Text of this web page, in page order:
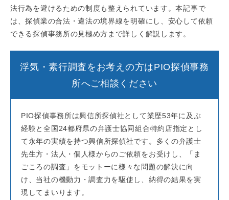
法行為を避けるための制度も整えられています。本記事で
は、探偵業の合法・違法の境界線を明確にし、安心して依頼
できる探偵事務所の見極め方まで詳しく解説します。
浮気・素行調査をお考えの方はPIO探偵事務
所へご相談ください
PIO探偵事務所は興信所探偵社として業歴53年に及ぶ
経験と全国24都府県の弁護士協同組合特約店指定とし
て永年の実績を持つ興信所探偵社です。多くの弁護士
先生方・法人・個人様からのご依頼をお受けし、「ま
ごころの調査」をモットーに様々な問題の解決に向
け、当社の機動力・調査力を駆使し、納得の結果を実
現してまいります。